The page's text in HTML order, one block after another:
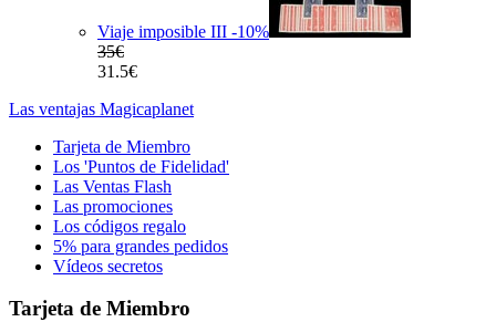
Viaje imposible III -10%
35€
31.5€
Las ventajas Magicaplanet
Tarjeta de Miembro
Los 'Puntos de Fidelidad'
Las Ventas Flash
Las promociones
Los códigos regalo
5% para grandes pedidos
Vídeos secretos
Tarjeta de Miembro